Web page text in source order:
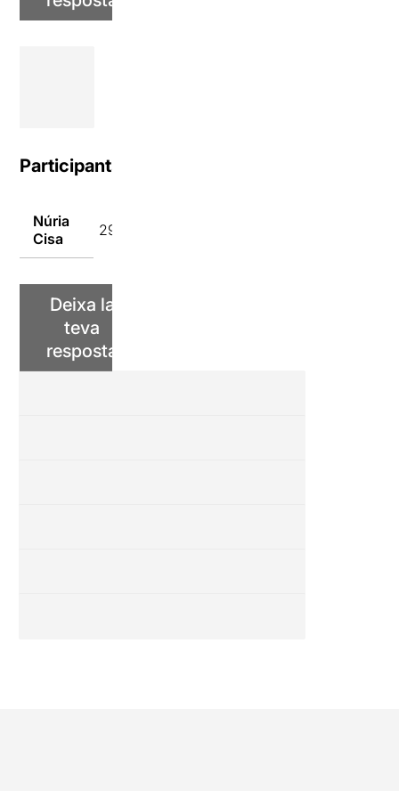
Participants
Núria
Cisa
29/05/2014
Deixa la
teva
resposta